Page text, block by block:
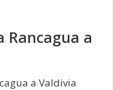
Rancagua a
a Valdivia